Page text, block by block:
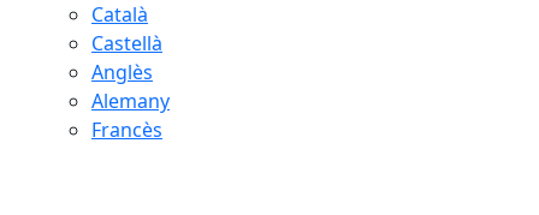
Català
Castellà
Anglès
Alemany
Francès